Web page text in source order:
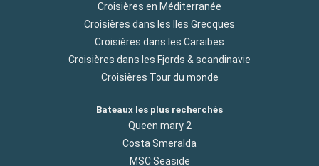
Croisières en Méditerranée
Croisières dans les Iles Grecques
Croisières dans les Caraibes
Croisières dans les Fjords & scandinavie
Croisières Tour du monde
Bateaux les plus recherchés
Queen mary 2
Costa Smeralda
MSC Seaside